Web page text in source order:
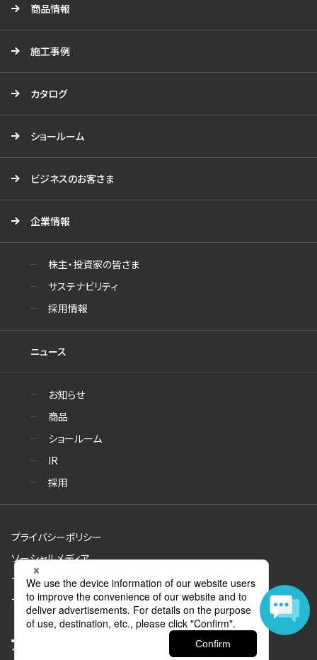
商品情報
施工事例
カタログ
ショールーム
ビジネスのお客さま
企業情報
株主・投資家の皆さま
サステナビリティ
採用情報
ニュース
お知らせ
商品
ショールーム
IR
採用
プライバシーポリシー
ソーシャルメディア
サイトのご利用について
サイトマップ